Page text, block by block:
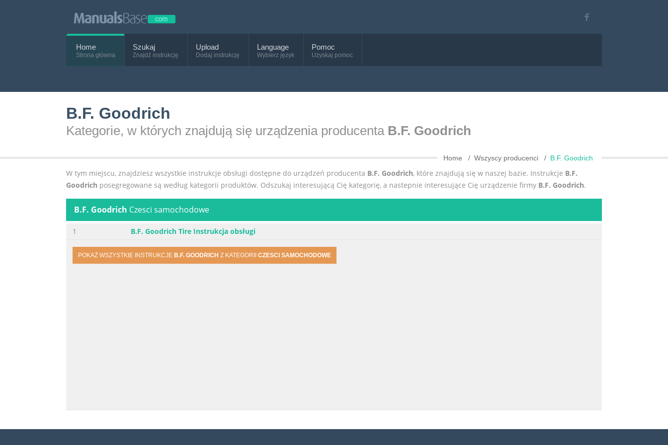
Home
Strona główna
Szukaj
Znajdź instrukcję
Upload
Dodaj instrukcję
Language
Wybierz język
Pomoc
Uzyskaj pomoc
B.F. Goodrich
Kategorie, w których znajdują się urządzenia producenta B.F. Goodrich
Home Wszyscy producenci B.F. Goodrich
W tym miejscu, znajdziesz wszystkie instrukcje obsługi dostępne do urządzeń producenta B.F. Goodrich, które znajdują się w naszej bazie. Instrukcje B.F.
Goodrich posegregowane są według kategorii produktów. Odszukaj interesującą Cię kategorię, a nastepnie interesujące Cię urządzenie firmy B.F. Goodrich.
B.F. Goodrich Czesci samochodowe
1 B.F. Goodrich Tire Instrukcja obsługi
POKAŻ WSZYSTKIE INSTRUKCJE B.F. GOODRICH Z KATEGORII CZESCI SAMOCHODOWE